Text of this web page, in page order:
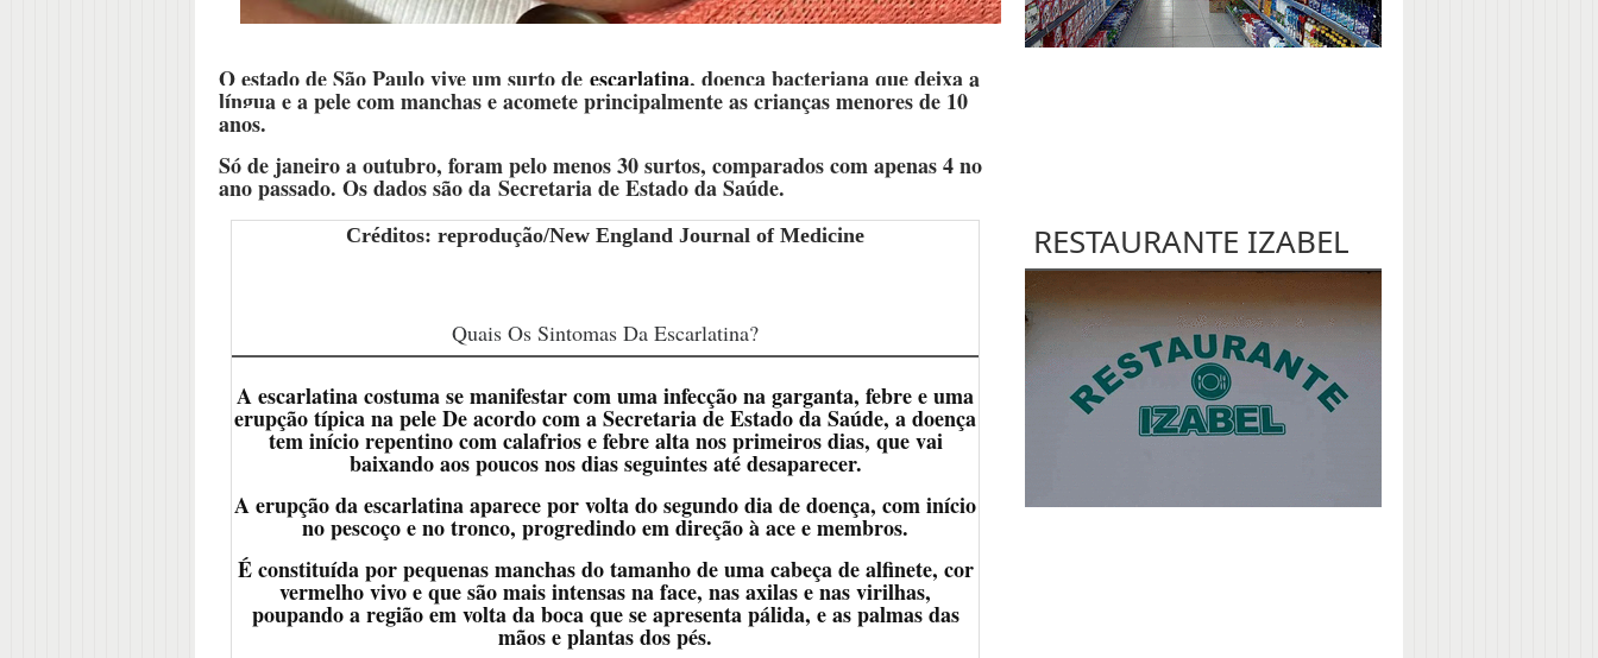
O estado de São Paulo vive um surto de escarlatina, doença bacteriana que deixa a
língua e a pele com manchas e acomete principalmente as crianças menores de 10
anos.
Só de janeiro a outubro, foram pelo menos 30 surtos, comparados com apenas 4 no
ano passado. Os dados são da Secretaria de Estado da Saúde.
Créditos: reprodução/New England Journal of Medicine
Quais Os Sintomas Da Escarlatina?
A escarlatina costuma se manifestar com uma infecção na garganta, febre e uma
erupção típica na pele De acordo com a Secretaria de Estado da Saúde, a doença
tem início repentino com calafrios e febre alta nos primeiros dias, que vai
baixando aos poucos nos dias seguintes até desaparecer.
A erupção da escarlatina aparece por volta do segundo dia de doença, com início
no pescoço e no tronco, progredindo em direção à ace e membros.
É constituída por pequenas manchas do tamanho de uma cabeça de alfinete, cor
vermelho vivo e que são mais intensas na face, nas axilas e nas virilhas,
poupando a região em volta da boca que se apresenta pálida, e as palmas das
mãos e plantas dos pés.
RESTAURANTE IZABEL